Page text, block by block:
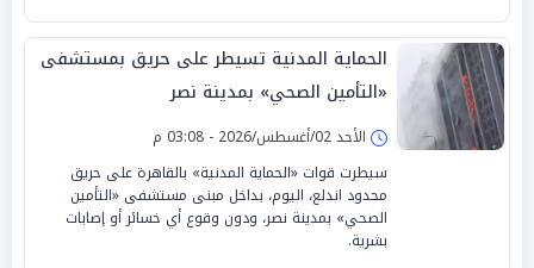
الحماية المدنية تسيطر على حريق بمستشفى
«التأمين الصحي» بمدينة نصر
الأحد 02/أغسطس/2026 - 03:08 م
سيطرت قوات «الحماية المدنية» بالقاهرة على حريق
محدود اندلع، اليوم، بداخل مبنى مستشفى «التأمين
الصحي» بمدينة نصر، ودون وقوع أي خسائر أو إصابات
بشرية.